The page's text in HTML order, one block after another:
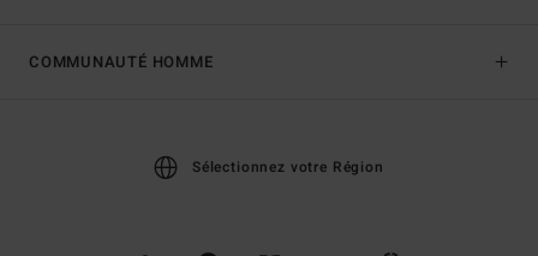
COMMUNAUTÉ HOMME
Sélectionnez votre Région